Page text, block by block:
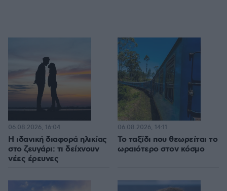
Η ιδανική διαφορά ηλικίας
στο ζευγάρι: τι δείχνουν
νέες έρευνες
06.08.2026, 16:04
Το ταξίδι που θεωρείται το
ωραιότερο στον κόσμο
06.08.2026, 14:11